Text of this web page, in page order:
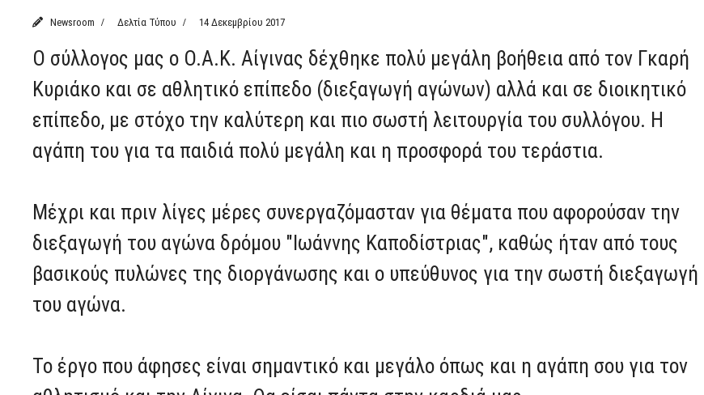
Newsroom Δελτία Τύπου 14 Δεκεμβρίου 2017
Ο σύλλογος μας ο Ο.Α.Κ. Αίγινας δέχθηκε πολύ μεγάλη βοήθεια από τον Γκαρή
Κυριάκο και σε αθλητικό επίπεδο (διεξαγωγή αγώνων) αλλά και σε διοικητικό
επίπεδο, με στόχο την καλύτερη και πιο σωστή λειτουργία του συλλόγου. Η
αγάπη του για τα παιδιά πολύ μεγάλη και η προσφορά του τεράστια.
Μέχρι και πριν λίγες μέρες συνεργαζόμασταν για θέματα που αφορούσαν την
διεξαγωγή του αγώνα δρόμου "Ιωάννης Καποδίστριας", καθώς ήταν από τους
βασικούς πυλώνες της διοργάνωσης και ο υπεύθυνος για την σωστή διεξαγωγή
του αγώνα.
Το έργο που άφησες είναι σημαντικό και μεγάλο όπως και η αγάπη σου για τον